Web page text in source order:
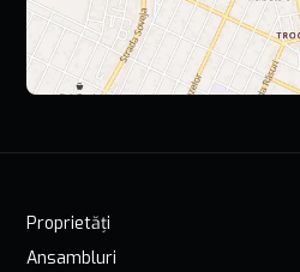
Proprietăți
Ansambluri